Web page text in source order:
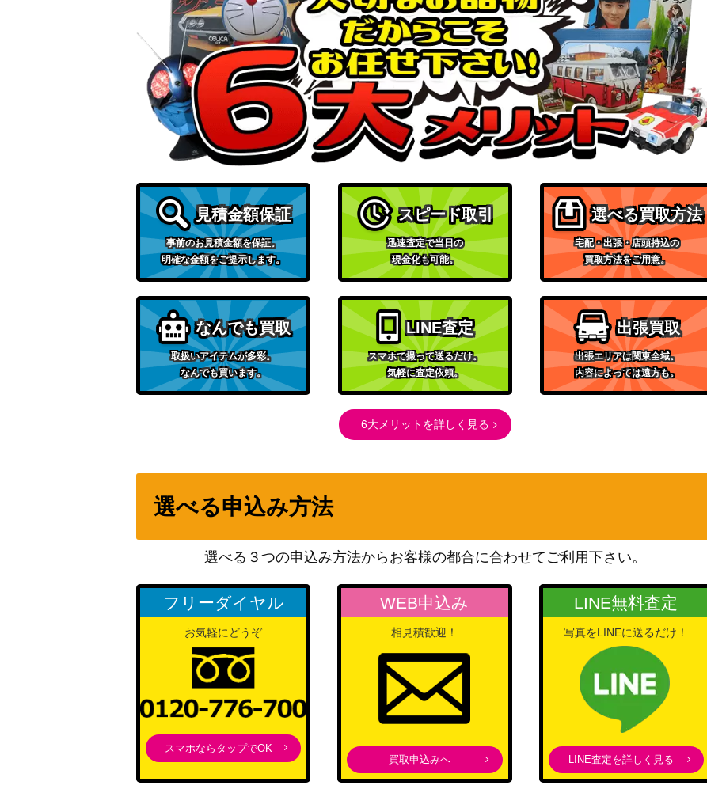
見積金額保証
事前のお見積金額を保証。
明確な金額をご提示します。
スピード取引
迅速査定で当日の
現金化も可能。
選べる買取方法
宅配・出張・店頭持込の
買取方法をご用意。
なんでも買取
取扱いアイテムが多彩。
なんでも買います。
LINE査定
スマホで撮って送るだけ。
気軽に査定依頼。
出張買取
出張エリアは関東全域。
内容によっては遠方も。
6大メリットを詳しく見る
選べる申込み方法
選べる３つの申込み方法からお客様の都合に合わせてご利用下さい。
フリーダイヤル
お気軽にどうぞ
スマホならタップでOK
WEB申込み
相見積歓迎！
買取申込みへ
LINE無料査定
写真をLINEに送るだけ！
LINE査定を詳しく見る